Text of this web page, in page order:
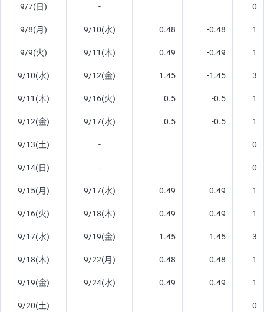
9/7(日) - 0
9/8(月) 9/10(水) 0.48 -0.48 1
9/9(火) 9/11(木) 0.49 -0.49 1
9/10(水) 9/12(金) 1.45 -1.45 3
9/11(木) 9/16(火) 0.5 -0.5 1
9/12(金) 9/17(水) 0.5 -0.5 1
9/13(土) - 0
9/14(日) - 0
9/15(月) 9/17(水) 0.49 -0.49 1
9/16(火) 9/18(木) 0.49 -0.49 1
9/17(水) 9/19(金) 1.45 -1.45 3
9/18(木) 9/22(月) 0.48 -0.48 1
9/19(金) 9/24(水) 0.49 -0.49 1
9/20(土) - 0